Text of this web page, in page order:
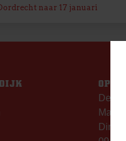
naar 17 januari
De